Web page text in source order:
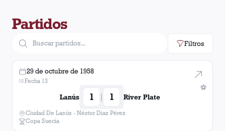
Partidos
Filtros
⚽
29 de octubre de 1958
Fecha 13
Lanús 1 | 1 River Plate
Ciudad De Lanús - Néstor Diaz Pérez
Copa Suecia